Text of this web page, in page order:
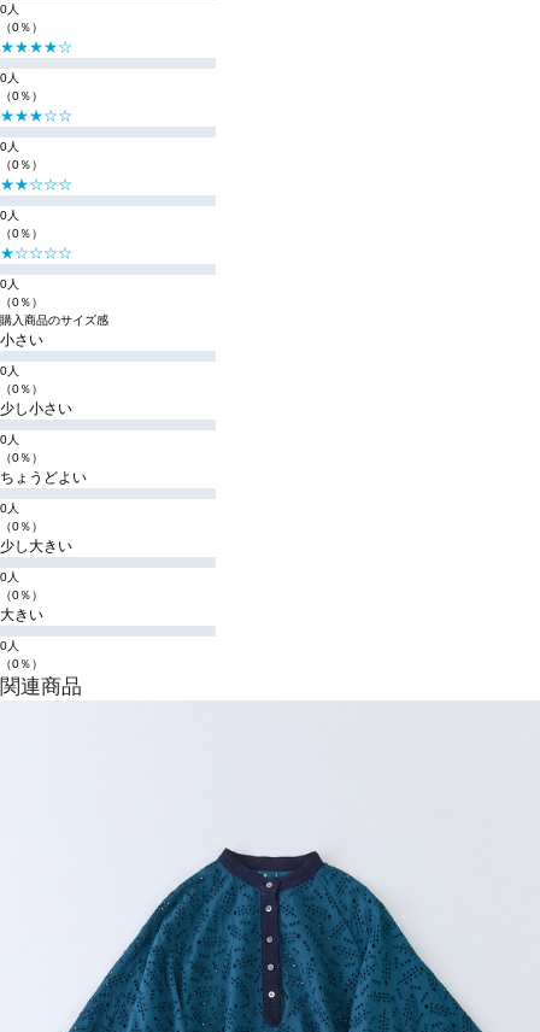
0人
（0％）
★★★★☆
0人
（0％）
★★★☆☆
0人
（0％）
★★☆☆☆
0人
（0％）
★☆☆☆☆
0人
（0％）
購入商品のサイズ感
小さい
0人
（0％）
少し小さい
0人
（0％）
ちょうどよい
0人
（0％）
少し大きい
0人
（0％）
大きい
0人
（0％）
関連商品